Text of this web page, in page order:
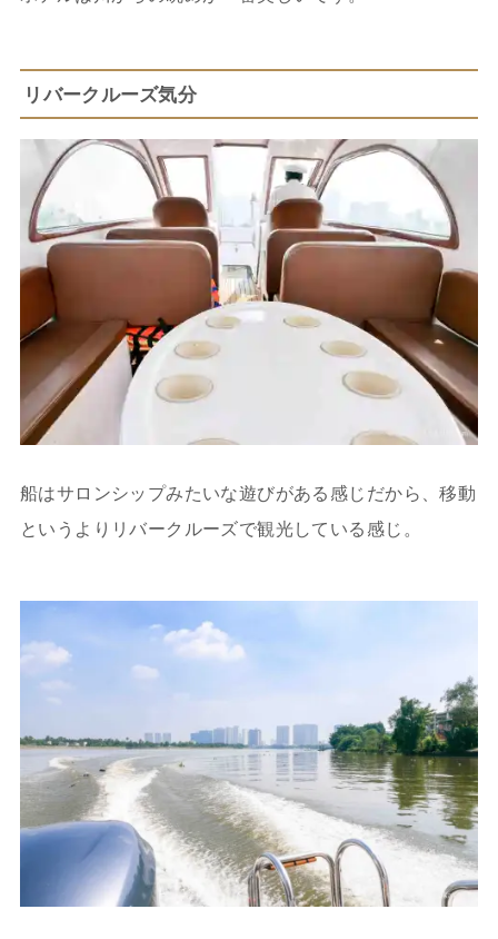
リバークルーズ気分
船はサロンシップみたいな遊びがある感じだから、移動
というよりリバークルーズで観光している感じ。